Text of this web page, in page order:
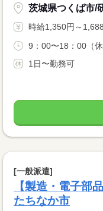
茨城県つくば市/
時給1,350円～
9：00〜18：00（休
1日〜勤務可
[一般派遣]
【製造・電子部
たちなか市